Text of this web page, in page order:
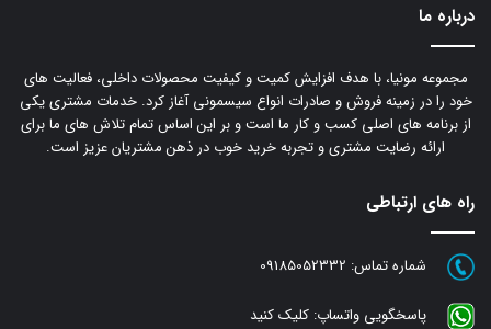
درباره ما
مجموعه مونیا، با هدف افزایش کمیت و کیفیت محصولات داخلی، فعالیت های
خود را در زمینه فروش و صادرات انواع سیسمونی آغاز کرد. خدمات مشتری یکی
از برنامه های اصلی کسب و کار ما است و بر این اساس تمام تلاش های ما برای
ارائه رضایت مشتری و تجربه خرید خوب در ذهن مشتریان عزیز است.
راه های ارتباطی
شماره تماس: 09185052332
پاسخگویی واتساپ: کلیک کنید